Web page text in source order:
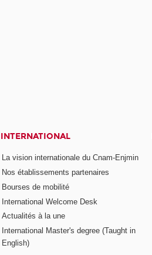
INTERNATIONAL
La vision internationale du Cnam-Enjmin
Nos établissements partenaires
Bourses de mobilité
International Welcome Desk
Actualités à la une
International Master's degree (Taught in
English)